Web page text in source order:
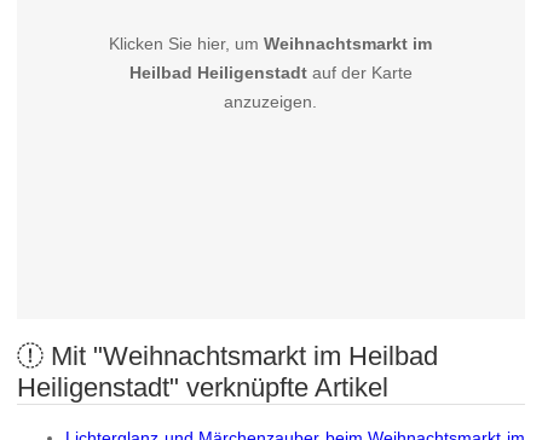
Klicken Sie hier, umWeihnachtsmarkt im
Heilbad Heiligenstadtauf der Karte
anzuzeigen.
Mit "Weihnachtsmarkt im Heilbad
Heiligenstadt" verknüpfte Artikel